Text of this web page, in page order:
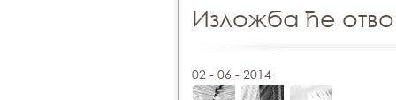
Изложба ће
02 - 06 - 2014